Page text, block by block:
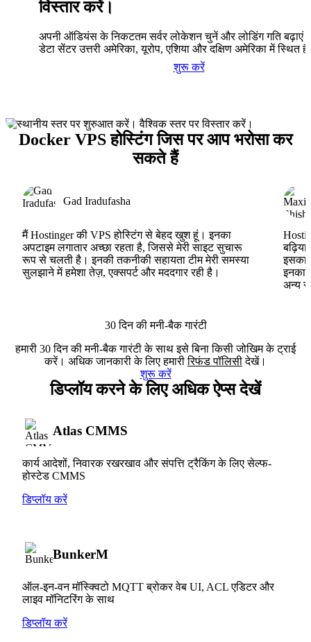
विस्तार करें।
अपनी ऑडियंस के निकटतम सर्वर लोकेशन चुनें और लोडिंग गति बढ़ाएं।
डेटा सेंटर उत्तरी अमेरिका, यूरोप, एशिया और दक्षिण अमेरिका में स्थित
शुरू करें
Docker VPS होस्टिंग जिस पर आप भरोसा कर
सकते हैं
Gad Iradufasha
मैं Hostinger की VPS होस्टिंग से बेहद खुश हूं। इनका
अपटाइम लगातार अच्छा रहता है, जिससे मेरी साइट सुचारू
रूप से चलती है। इनकी तकनीकी सहायता टीम मेरी समस्या
सुलझाने में हमेशा तेज़, एक्सपर्ट और मददगार रही है।
इसका
इनका
अन्य
30 दिन की मनी-बैक गारंटी
हमारी 30 दिन की मनी-बैक गारंटी के साथ इसे बिना किसी जोखिम के ट्राई
करें। अधिक जानकारी के लिए हमारीरिफंड पॉलिसीदेखें।
शुरू करें
डिप्लॉय करने के लिए अधिक ऐप्स देखें
Atlas CMMS
कार्य आदेशों, निवारक रखरखाव और संपत्ति ट्रैकिंग के लिए सेल्फ-
होस्टेड CMMS
डिप्लॉय करें
BunkerM
ऑल-इन-वन मॉस्क्विटो MQTT ब्रोकर वेब UI, ACL एडिटर और
लाइव मॉनिटरिंग के साथ
डिप्लॉय करें